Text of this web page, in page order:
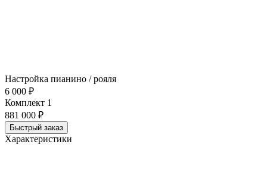
Настройка пианино / рояля
6 000 ₽
Комплект 1
881 000 ₽
Быстрый заказ
Характеристики